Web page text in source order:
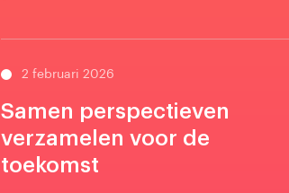
2 februari 2026
Samen perspectieven
verzamelen voor de
toekomst